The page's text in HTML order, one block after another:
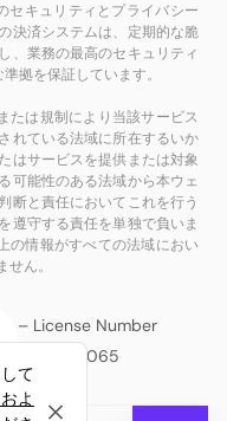
セキュリティとプライバシー
決済システムは、定期的な脆
、業務の最高のセキュリティ
拠を保証しています。
たは規制により当該サービス
れている法域に所在するいか
はサービスを提供または対象
可能性のある法域から本ウェ
断と責任においてこれを行う
遵守する責任を単独で負いま
の情報がすべての法域におい
ん。
– License Number
BFX2024065
て
よ